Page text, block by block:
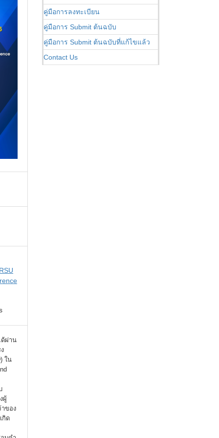
ด้ผ่าน
ใน
ผู้
าของ
กิด
คู่มือการลงทะเบียน
คู่มือการ Submit ต้นฉบับ
คู่มือการ Submit ต้นฉบับที่แก้ไขแล้ว
Contact Us